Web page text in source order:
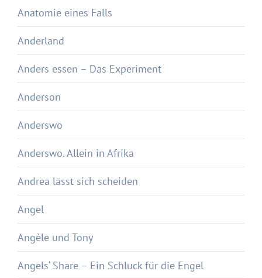
Anatomie eines Falls
Anderland
Anders essen – Das Experiment
Anderson
Anderswo
Anderswo. Allein in Afrika
Andrea lässt sich scheiden
Angel
Angèle und Tony
Angels‘ Share – Ein Schluck für die Engel